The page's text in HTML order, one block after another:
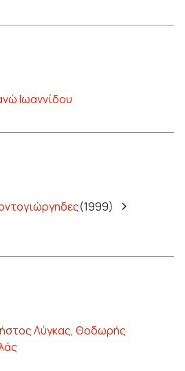
Ιωαννίδου
(1999)
Λύγκας, Θοδωρής